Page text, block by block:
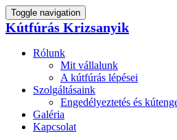
Toggle navigation
Kútfúrás Krizsanyik
Rólunk
Mit vállalunk
A kútfúrás lépései
Szolgáltásaink
Engedélyeztetés és
Galéria
Kapcsolat